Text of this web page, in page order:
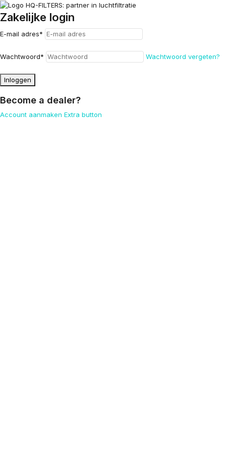
Zakelijke login
E-mail adres*
Wachtwoord* Wachtwoord vergeten?
Inloggen
Become a dealer?
Account aanmaken Extra button